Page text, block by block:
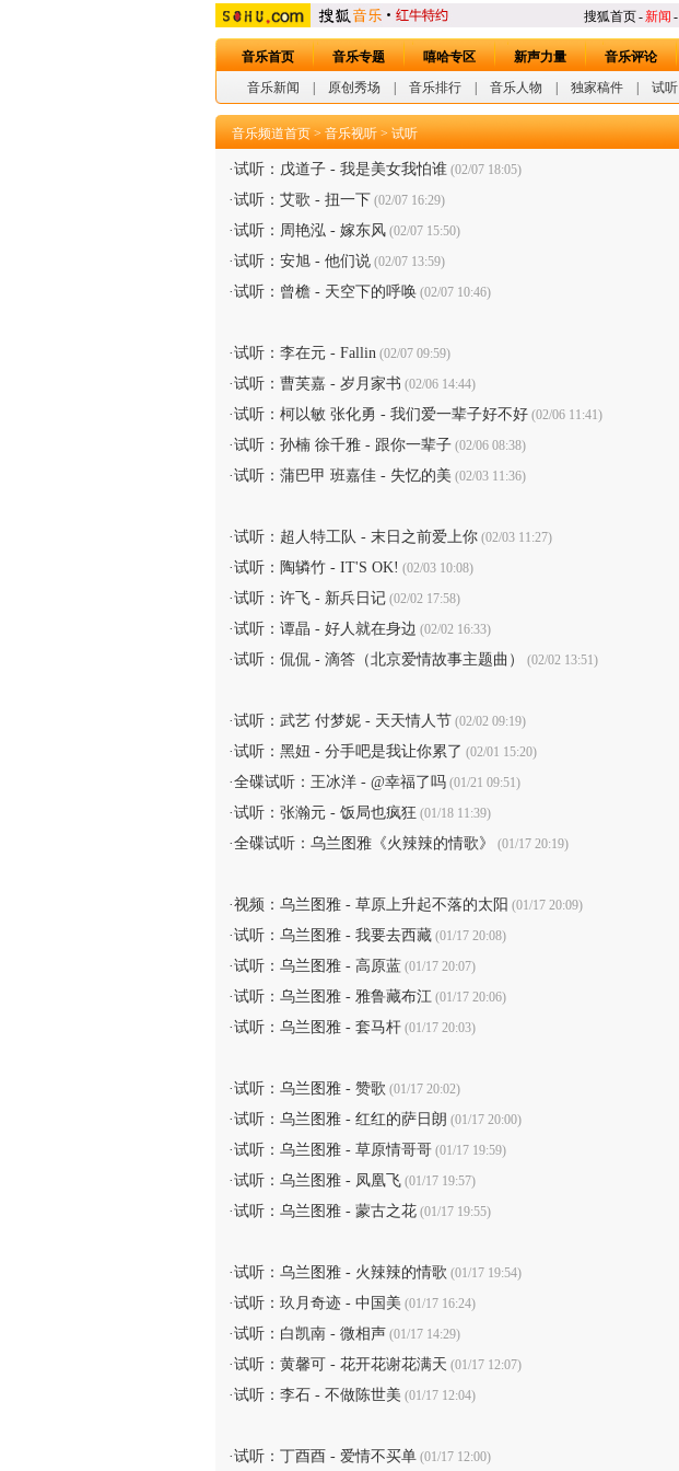
搜狐首页-新闻 -
音乐首页 音乐专题 嘻哈专区 新声力量 音乐评论
音乐新闻
原创秀场 音乐排行 音乐人物 独家稿件 试听
音乐频道首页 > 音乐视听 > 试听
·试听：戊道子 - 我是美女我怕谁 (02/07 18:05)
·试听：艾歌 - 扭一下 (02/07 16:29)
·试听：周艳泓 - 嫁东风 (02/07 15:50)
·试听：安旭 - 他们说 (02/07 13:59)
·试听：曾檐 - 天空下的呼唤 (02/07 10:46)
·试听：李在元 - Fallin (02/07 09:59)
·试听：曹芙嘉 - 岁月家书 (02/06 14:44)
·试听：柯以敏 张化勇 - 我们爱一辈子好不好 (02/06 11:41)
·试听：孙楠 徐千雅 - 跟你一辈子 (02/06 08:38)
·试听：蒲巴甲 班嘉佳 - 失忆的美 (02/03 11:36)
·试听：超人特工队 - 末日之前爱上你 (02/03 11:27)
·试听：陶辚竹 - IT'S OK! (02/03 10:08)
·试听：许飞 - 新兵日记 (02/02 17:58)
·试听：谭晶 - 好人就在身边 (02/02 16:33)
·试听：侃侃 - 滴答（北京爱情故事主题曲） (02/02 13:51)
·试听：武艺 付梦妮 - 天天情人节 (02/02 09:19)
·试听：黑妞 - 分手吧是我让你累了 (02/01 15:20)
·全碟试听：王冰洋 - @幸福了吗 (01/21 09:51)
·试听：张瀚元 - 饭局也疯狂 (01/18 11:39)
·全碟试听：乌兰图雅《火辣辣的情歌》 (01/17 20:19)
·视频：乌兰图雅 - 草原上升起不落的太阳 (01/17 20:09)
·试听：乌兰图雅 - 我要去西藏 (01/17 20:08)
·试听：乌兰图雅 - 高原蓝 (01/17 20:07)
·试听：乌兰图雅 - 雅鲁藏布江 (01/17 20:06)
·试听：乌兰图雅 - 套马杆 (01/17 20:03)
·试听：乌兰图雅 - 赞歌 (01/17 20:02)
·试听：乌兰图雅 - 红红的萨日朗 (01/17 20:00)
·试听：乌兰图雅 - 草原情哥哥 (01/17 19:59)
·试听：乌兰图雅 - 凤凰飞 (01/17 19:57)
·试听：乌兰图雅 - 蒙古之花 (01/17 19:55)
·试听：乌兰图雅 - 火辣辣的情歌 (01/17 19:54)
·试听：玖月奇迹 - 中国美 (01/17 16:24)
·试听：白凯南 - 微相声 (01/17 14:29)
·试听：黄馨可 - 花开花谢花满天 (01/17 12:07)
·试听：李石 - 不做陈世美 (01/17 12:04)
·试听：丁酉酉 - 爱情不买单 (01/17 12:00)